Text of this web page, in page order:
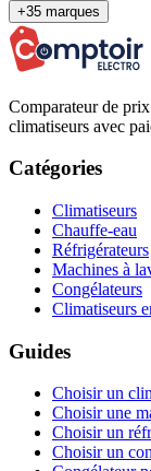
+35 marques
Comparateur de
climatiseurs avec
Catégories
Climatiseurs
Chauffe-eau
Réfrigérateurs
Machines à
Congélateurs
Climatiseurs
Guides
Choisir un
Choisir une
Choisir un
Choisir un